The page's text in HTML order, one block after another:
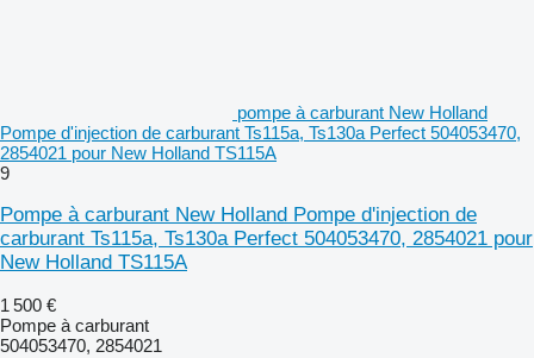
pompe à carburant New Holland
Pompe d'injection de carburant Ts115a, Ts130a Perfect 504053470,
2854021 pour New Holland TS115A
9
Pompe à carburant New Holland Pompe d'injection de
carburant Ts115a, Ts130a Perfect 504053470, 2854021 pour
New Holland TS115A
1 500 €
Pompe à carburant
504053470, 2854021